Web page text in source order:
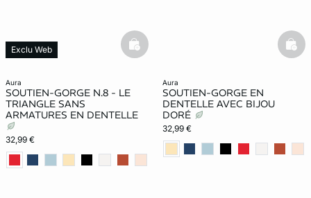
aura
SOUTIEN-GORGE N.8 - LE
TRIANGLE SANS
ARMATURES EN DENTELLE
32,99 €
Exclu Web basketfull
aura
SOUTIEN-GORGE EN
DENTELLE AVEC BIJOU
DORÉ
32,99 €